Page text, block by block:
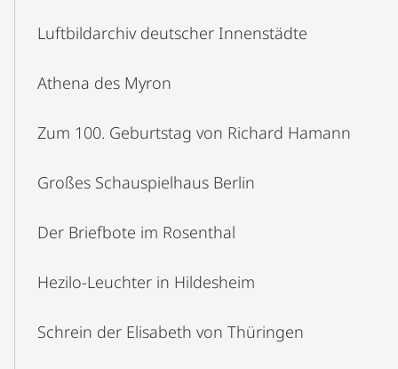
Luftbildarchiv deutscher Innenstädte
Athena des Myron
Zum 100. Geburtstag von Richard Hamann
Großes Schauspielhaus Berlin
Der Briefbote im Rosenthal
Hezilo-Leuchter in Hildesheim
Schrein der Elisabeth von Thüringen